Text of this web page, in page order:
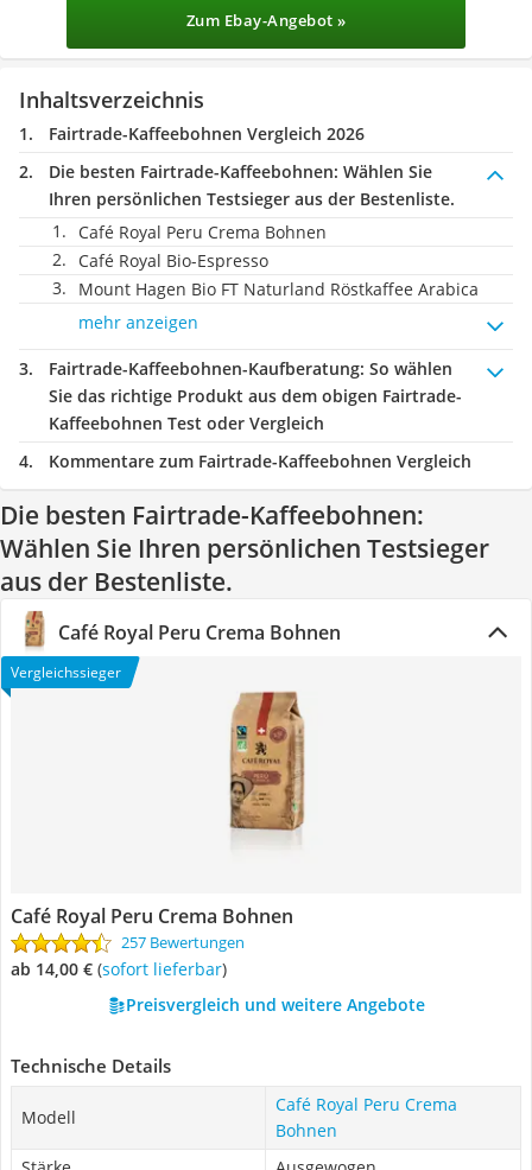
Zum Ebay-Angebot »
Inhaltsverzeichnis
Fairtrade-Kaffeebohnen Vergleich 2026
Die besten Fairtrade-Kaffeebohnen: Wählen Sie
Ihren persönlichen Testsieger aus der Bestenliste.
Café Royal Peru Crema Bohnen
Café Royal Bio-Espresso
Mount Hagen Bio FT Naturland Röstkaffee Arabica
mehr anzeigen
Fairtrade-Kaffeebohnen-Kaufberatung: So wählen
Sie das richtige Produkt aus dem obigen Fairtrade-
Kaffeebohnen Test oder Vergleich
Kommentare zum Fairtrade-Kaffeebohnen Vergleich
Die besten Fairtrade-Kaffeebohnen:
Wählen Sie Ihren persönlichen Testsieger
aus der Bestenliste.
Café Royal Peru Crema Bohnen
Vergleichssieger
Café Royal Peru Crema Bohnen
257 Bewertungen
ab 14,00 € ( Sofort lieferbar)
Preisvergleich und weitere Angebote
Technische Details
Modell
Café Royal Peru Crema
Bohnen